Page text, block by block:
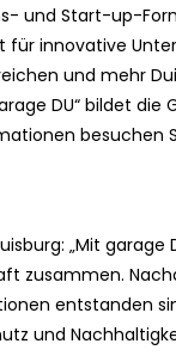
und Start-up-
für innovative
und mehr
DU“ bildet
besuchen
„Mit
zusammen.
entstanden
und